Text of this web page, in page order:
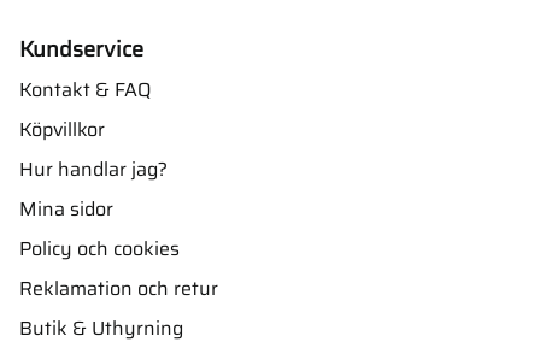
Kundservice
Kontakt & FAQ
Köpvillkor
Hur handlar jag?
Mina sidor
Policy och cookies
Reklamation och retur
Butik & Uthyrning